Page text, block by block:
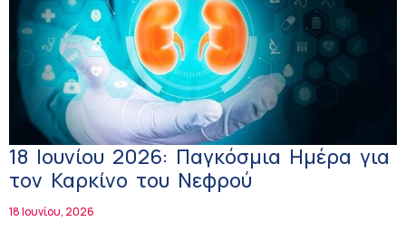
18 Ιουνίου 2026: Παγκόσμια Ημέρα για
τον Καρκίνο του Νεφρού
18 Ιουνίου, 2026